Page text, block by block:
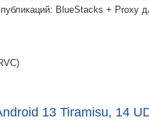
BlueStacks + Proxy
13 Tiramisu, 14